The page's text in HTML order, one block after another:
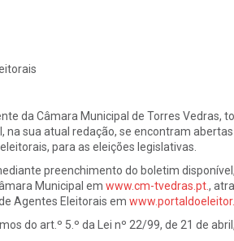
de Agentes Eleitorais
da Câmara Municipal de Torres Vedras,
na sua atual redação, se encontram
para as eleições legislativas.
preenchimento do boletim
Municipal em www.cm-tvedras.pt.,
Agentes Eleitorais em
do art.º 5.º da Lei nº 22/99, de 21 de